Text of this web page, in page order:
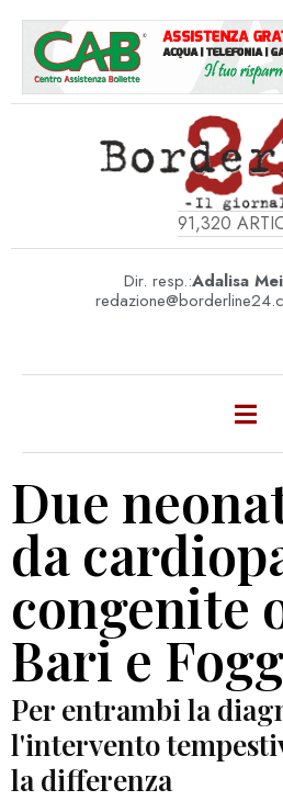
91,320
Dir. resp.:Adalisa Mei
Due
da
congenite
Bari e
Per entrambi la
l'intervento
la differenza